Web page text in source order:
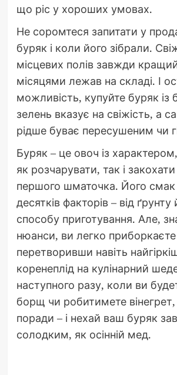
що ріс у хороших умовах.
Не соромтеся запитати у
буряк і коли його зібрали.
місцевих полів завжди
місяцями лежав на складі. І
можливість, купуйте буряк із
зелень вказує на свіжість, а
рідше буває пересушеним чи
Буряк – це овоч із
як розчарувати, так і
першого шматочка. Його смак
десятків факторів – від
способу приготування. Але,
нюанси, ви легко
перетворивши навіть
коренеплід на кулінарний
наступного разу, коли ви
борщ чи робитимете вінегрет,
поради – і нехай ваш буряк
солодким, як осінній мед.